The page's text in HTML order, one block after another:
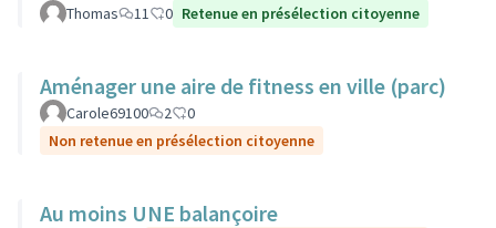
Thomas 11 0 Retenue en présélection citoyenne
Aménager une aire de fitness en ville (parc)
Carole69100 2
0
Non retenue en présélection citoyenne
Au moins UNE balançoire